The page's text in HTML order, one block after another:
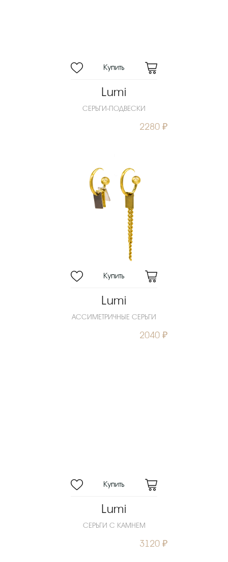
Lumi
СЕРЬГИ-ПОДВЕСКИ
2280 ₽
Lumi
АССИМЕТРИЧНЫЕ СЕРЬГИ
2040 ₽
Lumi
СЕРЬГИ С КАМНЕМ
3120 ₽